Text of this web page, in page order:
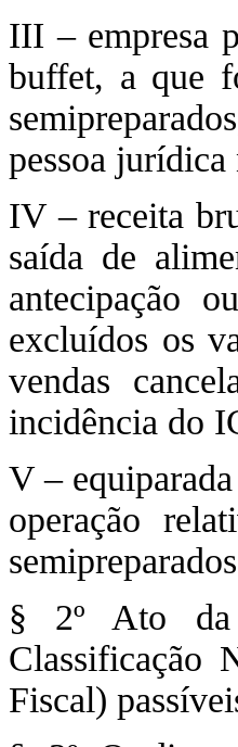
III – empresa
buffet, a que
pessoa
IV – receita
saída de
antecipação
excluídos os
vendas
incidência do
V –
operação
§ 2º Ato da
Classificação
Fiscal)